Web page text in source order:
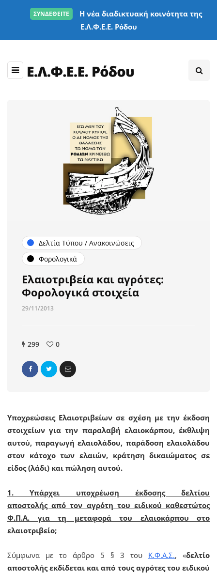
ΣΥΝΔΕΘΕΙΤΕ
Η νέα διαδικτυακή κοινότητα της
Ε.Λ.Φ.Ε.Ε. Ρόδου
Δελτία Τύπου / Ανακοινώσεις
Φορολογικά
Ελαιοτριβεία και αγρότες:
Φορολογικά στοιχεία
29/11/2013
299 0
Υποχρεώσεις Ελαιοτριβείων σε σχέση με την έκδοση
στοιχείων για την παραλαβή ελαιοκάρπου, έκθλιψη
αυτού, παραγωγή ελαιολάδου, παράδοση ελαιολάδου
στον κάτοχο των ελαιών, κράτηση δικαιώματος σε
είδος (λάδι) και πώληση αυτού.
1. Υπάρχει υποχρέωση έκδοσης δελτίου
αποστολής από τον αγρότη του ειδικού καθεστώτος
Φ.Π.Α. για τη μεταφορά του ελαιοκάρπου στο
ελαιοτριβείο;
Σύμφωνα με το άρθρο 5 § 3 του Κ.Φ.Α.Σ., «δελτίο
αποστολής εκδίδεται και από τους αγρότες του ειδικού